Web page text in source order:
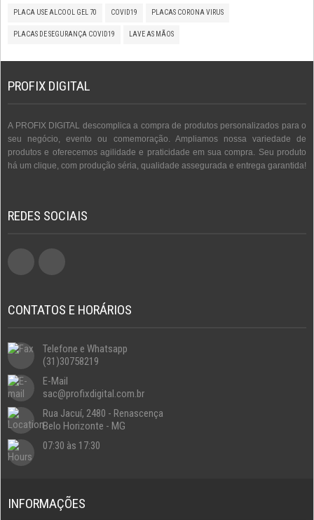
PLACA USE ALCOOL GEL 70 COVID19 PLACAS CORONA VIRUS
PLACAS DE SEGURANÇA COVID19 LAVE AS MÃOS
PROFIX DIGITAL
A PROFIX DIGITAL descomplica a compra de produtos personalizados para o
seu negócio, evento ou comemoração. Ampliamos nossa variedade de
produtos e oferecemos agilidade e praticidade em sua compra. Seu produto
há um clique, com produção séria, qualidade assegurada e entrega garantida!
REDES SOCIAIS
CONTATOS E HORÁRIOS
Telefone e Whatsapp
(31)30758219
E-Mail
sac@profixdigital.com.br
Rua Jacuí, 2480 - Renascença
Belo Horizonte - MG
07:30 às 17:30
INFORMAÇÕES